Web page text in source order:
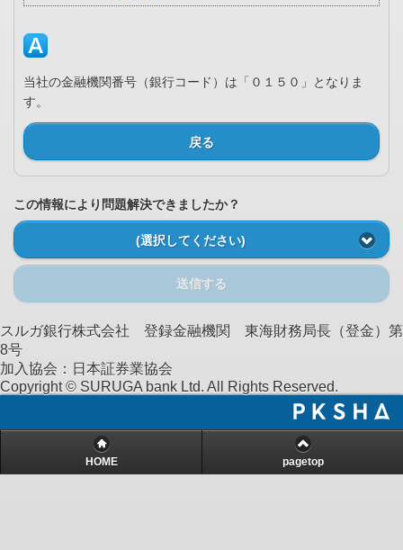
当社の金融機関番号（銀行コード）は「０１５０」となりま
す。
戻る
この情報により問題解決できましたか？
(選択してください)
送信する
スルガ銀行株式会社 登録金融機関 東海財務局長（登金）第
8号
加入協会：日本証券業協会
Copyright © SURUGA bank Ltd. All Rights Reserved.
HOME pagetop